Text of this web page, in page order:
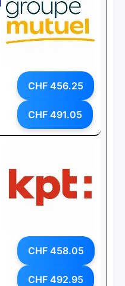
CHF 456.25
CHF 491.05
CHF 458.05
CHF 492.95